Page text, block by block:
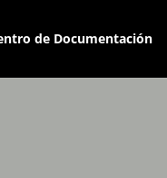
de Documentación